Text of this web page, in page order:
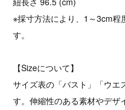
※採寸方法により、1～3cm程
す。
【Sizeについて】
サイズ表の「バスト」「ウエ
す。伸縮性のある素材やデザ